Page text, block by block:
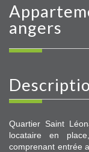
appartement 37 m² - 2 pièces -
angers
Quartier Saint
locataire en
comprenant entrée